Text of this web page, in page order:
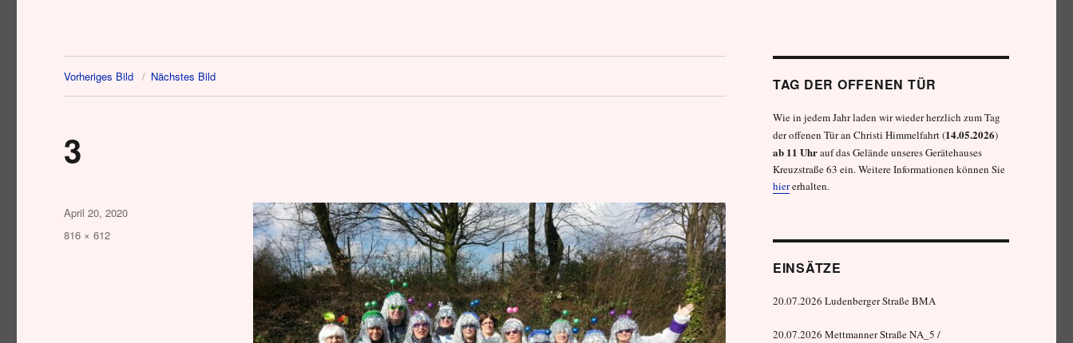
Vorheriges Bild Nächstes Bild
3
Veröffentlicht
am
April 20, 2020
Originalgröße
816 × 612
TAG DER OFFENEN TÜR
Wie in jedem Jahr laden wir wieder herzlich zum Tag
der offenen Tür an Christi Himmelfahrt (14.05.2026)
ab 11 Uhrauf das Gelände unseres Gerätehauses
Kreuzstraße 63 ein. Weitere Informationen können Sie
hiererhalten.
EINSÄTZE
20.07.2026 Ludenberger Straße BMA
20.07.2026 Mettmanner Straße NA_5 /